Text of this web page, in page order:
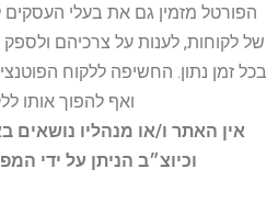
הפורטל מזמין גם את בעלי
של לקוחות, לענות על צרכיהם
בכל זמן נתון. החשיפה ללקוח
ואף להפוך אותו
אין האתר ו/או מנהליו נושאים
וכיוצ״ב הניתן על ידי